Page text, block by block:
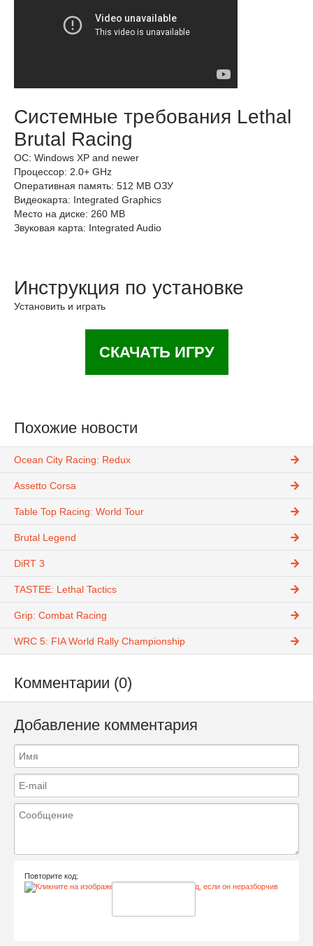
Системные требования Lethal
Brutal Racing
ОС: Windows XP and newer
Процессор: 2.0+ GHz
Оперативная память: 512 MB ОЗУ
Видеокарта: Integrated Graphics
Место на диске: 260 MB
Звуковая карта: Integrated Audio
Инструкция по установке
Установить и играть
СКАЧАТЬ ИГРУ
Похожие новости
Ocean City Racing: Redux
Assetto Corsa
Table Top Racing: World Tour
Brutal Legend
DiRT 3
TASTEE: Lethal Tactics
Grip: Combat Racing
WRC 5: FIA World Rally Championship
Комментарии (0)
Добавление комментария
Повторите код: